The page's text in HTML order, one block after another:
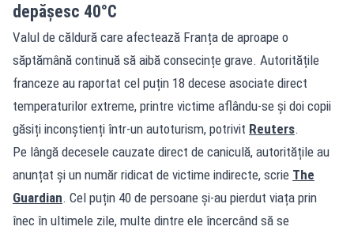
depășesc 40°C
Valul de căldură care afectează Franța de aproape o
săptămână continuă să aibă consecințe grave. Autoritățile
franceze au raportat cel puțin 18 decese asociate direct
temperaturilor extreme, printre victime aflându-se și doi copii
găsiți inconștienți într-un autoturism, potrivit Reuters.
Pe lângă decesele cauzate direct de caniculă, autoritățile au
anunțat și un număr ridicat de victime indirecte, scrie The
Guardian. Cel puțin 40 de persoane și-au pierdut viața prin
înec în ultimele zile, multe dintre ele încercând să se